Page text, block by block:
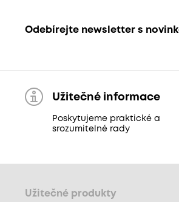
Odebírejte newsletter s
Užitečné informace
Poskytujeme praktické a
srozumitelné rady
Užitečné produkty